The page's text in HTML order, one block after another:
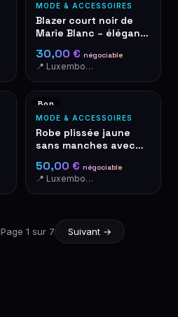
MODE & ACCESSOIRES
Blazer court noir de
Marie Blanc – élégant
30,00 € négociable
📍 Luxembourg-Cents
Bon
MODE & ACCESSOIRES
Robe plissée jaune
sans manches avec
50,00 € négociable
📍 Luxembourg-Cents
Page 1 sur 7 Suivant →